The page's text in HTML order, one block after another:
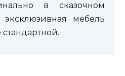
в сказочном
мебель